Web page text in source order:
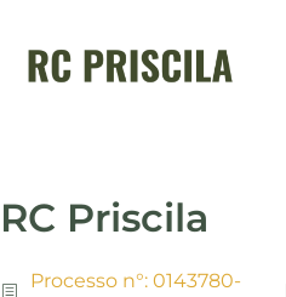
RC Priscila
Processo n°: 0143780-